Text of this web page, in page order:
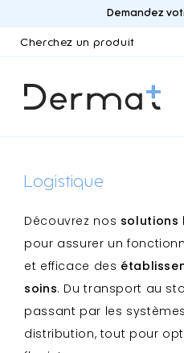
Demandez
Logistique
Découvrez nos solutions
pour assurer un
et efficace des
soins. Du transport au
passant par les
distribution, tout pour